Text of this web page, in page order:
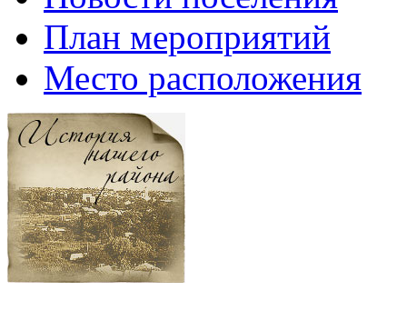
План мероприятий
Место расположения